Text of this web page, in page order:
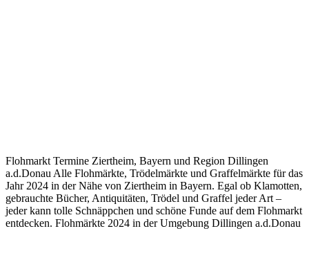
Flohmarkt Termine Ziertheim, Bayern und Region Dillingen
a.d.Donau Alle Flohmärkte, Trödelmärkte und Graffelmärkte für das
Jahr 2024 in der Nähe von Ziertheim in Bayern. Egal ob Klamotten,
gebrauchte Bücher, Antiquitäten, Trödel und Graffel jeder Art –
jeder kann tolle Schnäppchen und schöne Funde auf dem Flohmarkt
entdecken. Flohmärkte 2024 in der Umgebung Dillingen a.d.Donau